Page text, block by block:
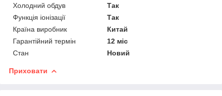
Холодний обдув
Так
Функція іонізації
Так
Країна виробник
Китай
Гарантійний термін
12 міс
Стан
Новий
Приховати